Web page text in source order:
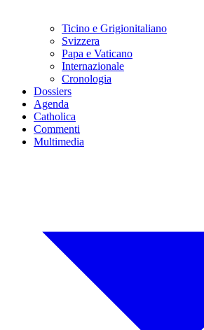
Ticino e Grigionitaliano
Svizzera
Papa e Vaticano
Internazionale
Cronologia
Dossiers
Agenda
Catholica
Commenti
Multimedia